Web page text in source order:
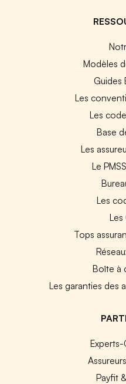
Modèles
Guides
Les
Les
Base
Les
Le
Les
Les
Tops
Boîte à
Les garanties des
Payfit